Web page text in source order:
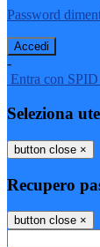
Password
-
Entra con SPID
Seleziona
button close ×
Recupero
button close ×